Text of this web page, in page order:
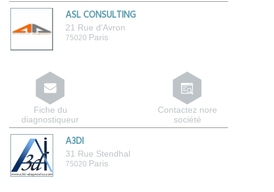
ASL CONSULTING
21 Rue d'Avron
75020 Paris
Contactez nore
société
Fiche du
diagnostiqueur
A3DI
31 Rue Stendhal
75020 Paris